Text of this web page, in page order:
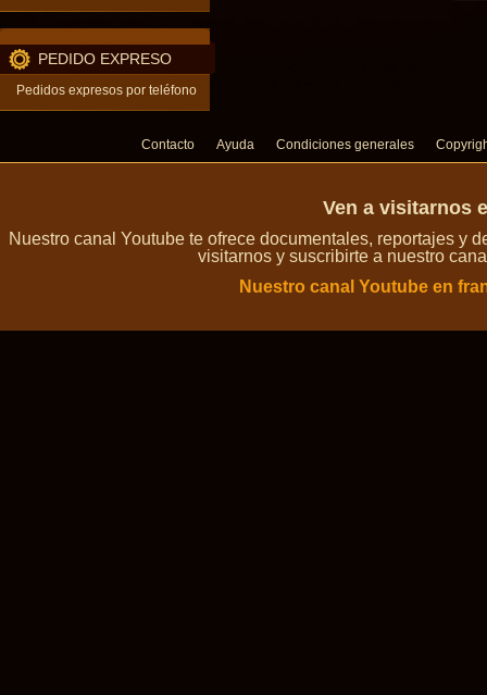
PEDIDO EXPRESO
Pedidos expresos por teléfono
Contacto Ayuda Condiciones generales
Ven a visitarnos
Nuestro canal Youtube te ofrece documentales, reportajes y
visitarnos y suscribirte a nuestro
Nuestro canal Youtube en